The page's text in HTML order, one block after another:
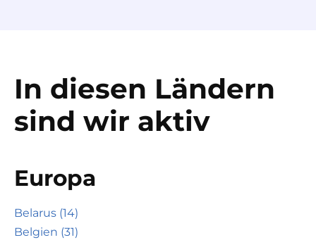
In diesen Ländern
sind wir aktiv
Europa
Belarus (14)
Belgien (31)